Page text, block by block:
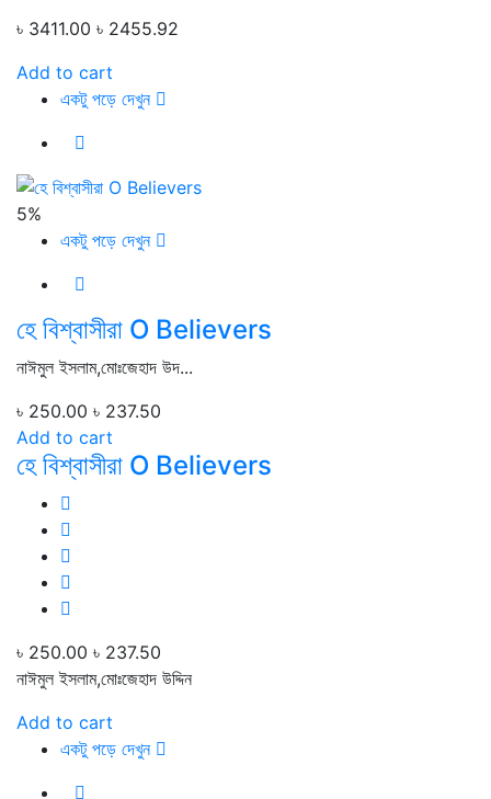
৳ 3411.00 ৳ 2455.92
Add to cart
একটু পড়ে দেখুন
5%
একটু পড়ে দেখুন
হে বিশ্বাসীরা O Believers
নাঈমুল ইসলাম,মোঃজেহাদ উদ...
৳ 250.00 ৳ 237.50
Add to cart
হে বিশ্বাসীরা O Believers
৳ 250.00 ৳ 237.50
নাঈমুল ইসলাম,মোঃজেহাদ উদ্দিন
Add to cart
একটু পড়ে দেখুন